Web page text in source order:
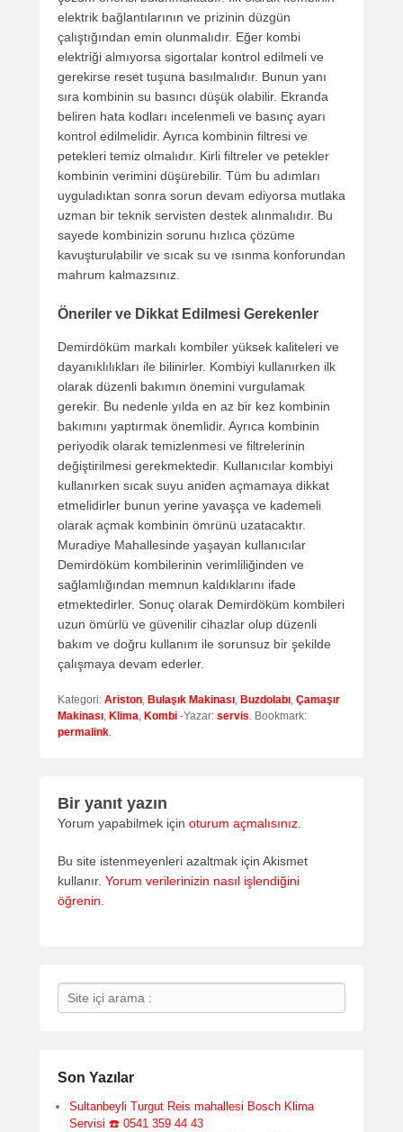
elektrik bağlantılarının ve prizinin düzgün
çalıştığından emin olunmalıdır. Eğer kombi
elektriği almıyorsa sigortalar kontrol edilmeli ve
gerekirse reset tuşuna basılmalıdır. Bunun yanı
sıra kombinin su basıncı düşük olabilir. Ekranda
beliren hata kodları incelenmeli ve basınç ayarı
kontrol edilmelidir. Ayrıca kombinin filtresi ve
petekleri temiz olmalıdır. Kirli filtreler ve petekler
kombinin verimini düşürebilir. Tüm bu adımları
uyguladıktan sonra sorun devam ediyorsa mutlaka
uzman bir teknik servisten destek alınmalıdır. Bu
sayede kombinizin sorunu hızlıca çözüme
kavuşturulabilir ve sıcak su ve ısınma konforundan
mahrum kalmazsınız.
Öneriler ve Dikkat Edilmesi Gerekenler
Demirdöküm markalı kombiler yüksek kaliteleri ve
dayanıklılıkları ile bilinirler. Kombiyi kullanırken ilk
olarak düzenli bakımın önemini vurgulamak
gerekir. Bu nedenle yılda en az bir kez kombinin
bakımını yaptırmak önemlidir. Ayrıca kombinin
periyodik olarak temizlenmesi ve filtrelerinin
değiştirilmesi gerekmektedir. Kullanıcılar kombiyi
kullanırken sıcak suyu aniden açmamaya dikkat
etmelidirler bunun yerine yavaşça ve kademeli
olarak açmak kombinin ömrünü uzatacaktır.
Muradiye Mahallesinde yaşayan kullanıcılar
Demirdöküm kombilerinin verimliliğinden ve
sağlamlığından memnun kaldıklarını ifade
etmektedirler. Sonuç olarak Demirdöküm kombileri
uzun ömürlü ve güvenilir cihazlar olup düzenli
bakım ve doğru kullanım ile sorunsuz bir şekilde
çalışmaya devam ederler.
Kategori: Ariston Bulaşık Makinası Buzdolabı Çamaşır
Makinası Klima Kombi -Yazar: servis . Bookmark:
permalink
Bir yanıt yazın
Yorum yapabilmek için oturum açmalısınız
Bu site istenmeyenleri azaltmak için Akismet
kullanır. Yorum verilerinizin nasıl işlendiğini
öğrenin.
Search
Son Yazılar
Sultanbeyli Turgut Reis mahallesi Bosch Klima
Servisi ☎️ 0541 359 44 43